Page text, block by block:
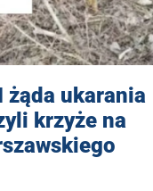
żąda ukarania
krzyże na